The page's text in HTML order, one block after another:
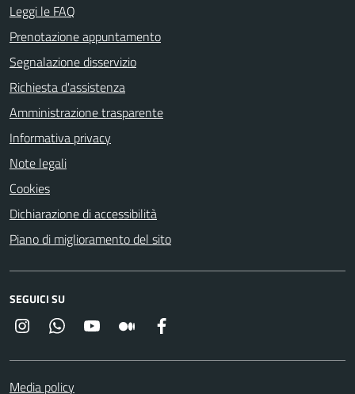
Leggi le FAQ
Prenotazione appuntamento
Segnalazione disservizio
Richiesta d'assistenza
Amministrazione trasparente
Informativa privacy
Note legali
Cookies
Dichiarazione di accessibilità
Piano di miglioramento del sito
SEGUICI SU
InstagramWhatsappYouTube Medium
Media policy